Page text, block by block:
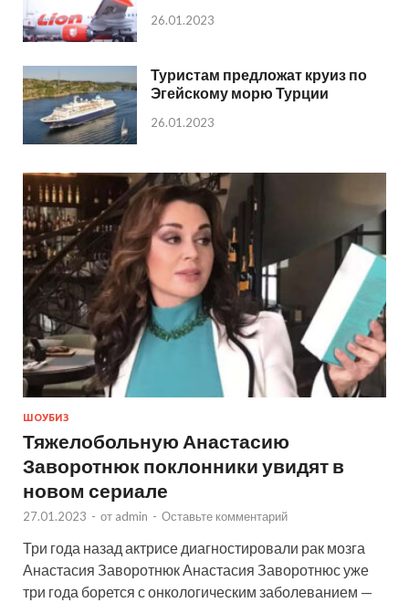
26.01.2023
Туристам предложат круиз по
Эгейскому морю Турции
26.01.2023
ШОУБИЗ
Тяжелобольную Анастасию
Заворотнюк поклонники увидят в
новом сериале
27.01.2023 - от admin - Оставьте комментарий
Три года назад актрисе диагностировали рак мозга
Анастасия Заворотнюк Анастасия Заворотнюс уже
три года борется с онкологическим заболеванием —